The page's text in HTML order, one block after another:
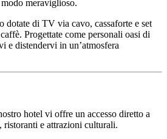
meraviglioso.
dotate di TV via cavo, cassaforte e set
Progettate come personali oasi di
e distendervi in un’atmosfera
hotel vi offre un accesso diretto a
ristoranti e attrazioni culturali.